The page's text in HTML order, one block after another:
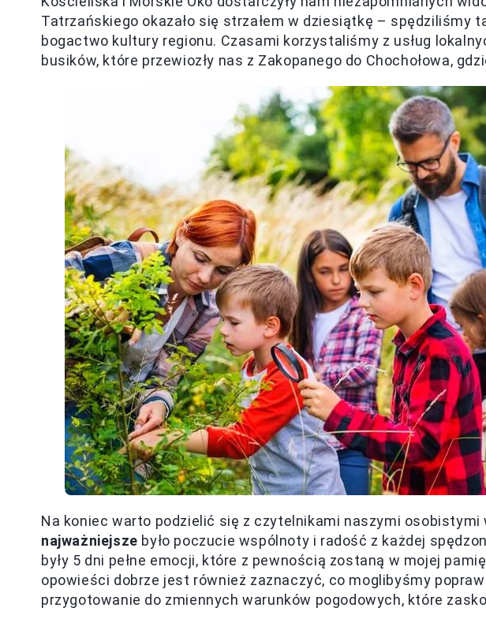
Tatrzańskiego okazało się strzałem w dziesiątkę – spędziliśmy
bogactwo kultury regionu. Czasami korzystaliśmy z usług
busików, które przewiozły nas z Zakopanego do Chochołowa,
Na koniec warto podzielić się z czytelnikami naszymi
najważniejsze było poczucie wspólnoty i radość z każdej
były 5 dni pełne emocji, które z pewnością zostaną w mojej
opowieści dobrze jest również zaznaczyć, co moglibyśmy
przygotowanie do zmiennych warunków pogodowych, które